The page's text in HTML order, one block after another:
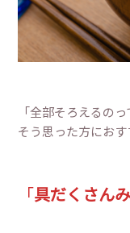
「全部そろえるの
そう思った方にお
「具だくさん